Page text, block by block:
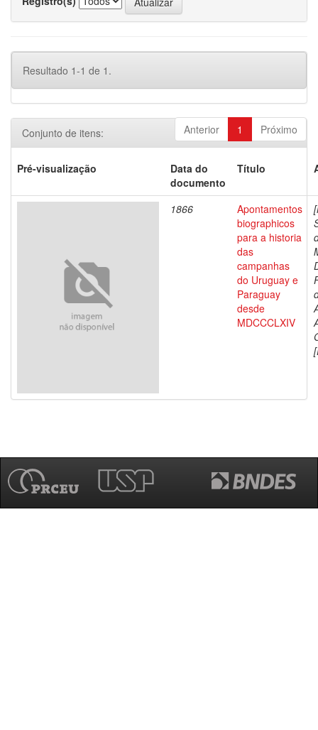
Resultado 1-1 de 1.
Anterior 1 Próximo
Conjunto de itens:
Pré-visualização
Data do
documento
Título
1866
Apontamentos
biographicos
para a historia
das
campanhas
do Uruguay e
Paraguay
desde
MDCCCLXIV